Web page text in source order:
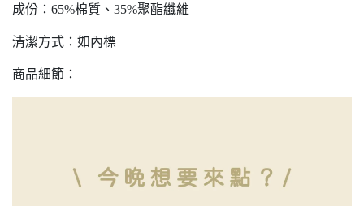
成份：65%棉質、35%聚酯纖維
清潔方式：如內標
商品細節：